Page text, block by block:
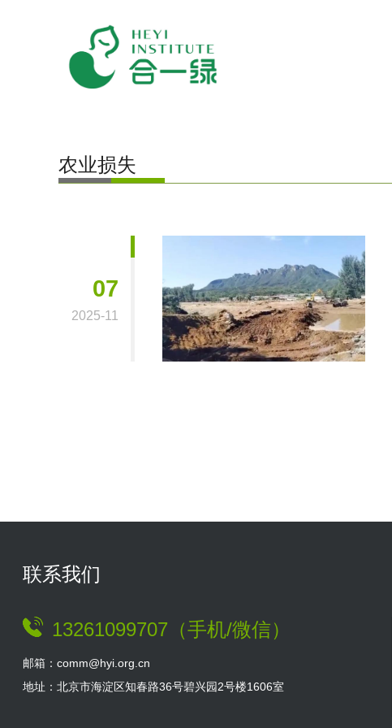
农业损失
07
2025-11
联系我们
13261099707（手机/微信）
邮箱：comm@hyi.org.cn
地址：北京市海淀区知春路36号碧兴园2号楼1606室